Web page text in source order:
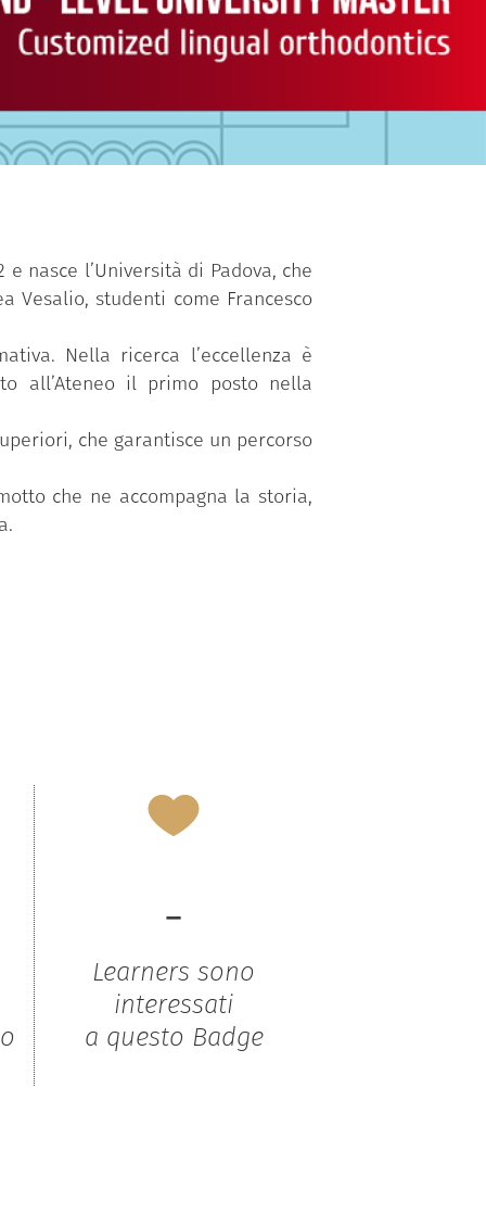
nasce l’Università di Padova, che
Vesalio, studenti come Francesco
Nella ricerca l’eccellenza è
all’Ateneo il primo posto nella
che garantisce un percorso
che ne accompagna la storia,
-
Learners sono
interessati
a questo Badge